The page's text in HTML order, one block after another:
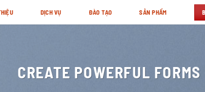
DỊCH VỤ ĐÀO TẠO SẢN PHẨM
CREATE POWERFUL FORMS